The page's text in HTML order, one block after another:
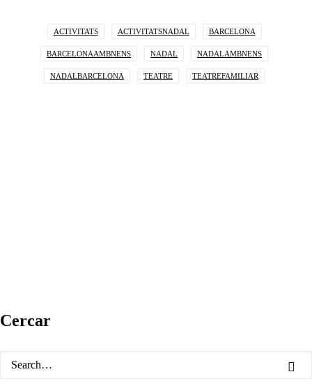
ACTIVITATS ACTIVITATSNADAL BARCELONA
BARCELONAAMBNENS NADAL NADALAMBNENS
NADALBARCELONA TEATRE TEATREFAMILIAR
Cercar